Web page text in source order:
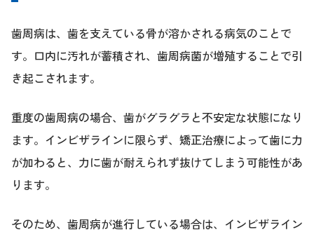
歯周病は、歯を支えている骨が溶かされる病気のことで
す。口内に汚れが蓄積され、歯周病菌が増殖することで引
き起こされます。
重度の歯周病の場合、歯がグラグラと不安定な状態になり
ます。インビザラインに限らず、矯正治療によって歯に力
が加わると、力に歯が耐えられず抜けてしまう可能性があ
ります。
そのため、歯周病が進行している場合は、インビザライン